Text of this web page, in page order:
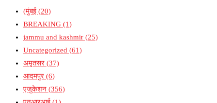
(मुंबई (20)
BREAKING (1)
jammu and kashmir (25)
Uncategorized (61)
अमृतसर (37)
आदमपुर (6)
एजुकेशन (356)